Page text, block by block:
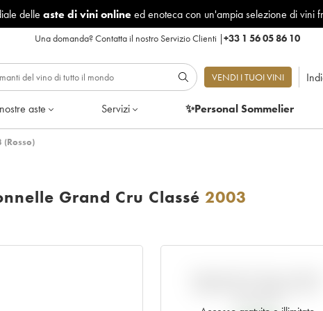
delle aste di vini onlineed enoteca con un'ampia selezione di vini
Una domanda?Contatta il nostro Servizio Clienti |+33 1 56 05 86 10
VENDI I TUOI VINI
aste Servizi ✨Personal Sommelier
(Rosso)
Grand Cru Classé 2003